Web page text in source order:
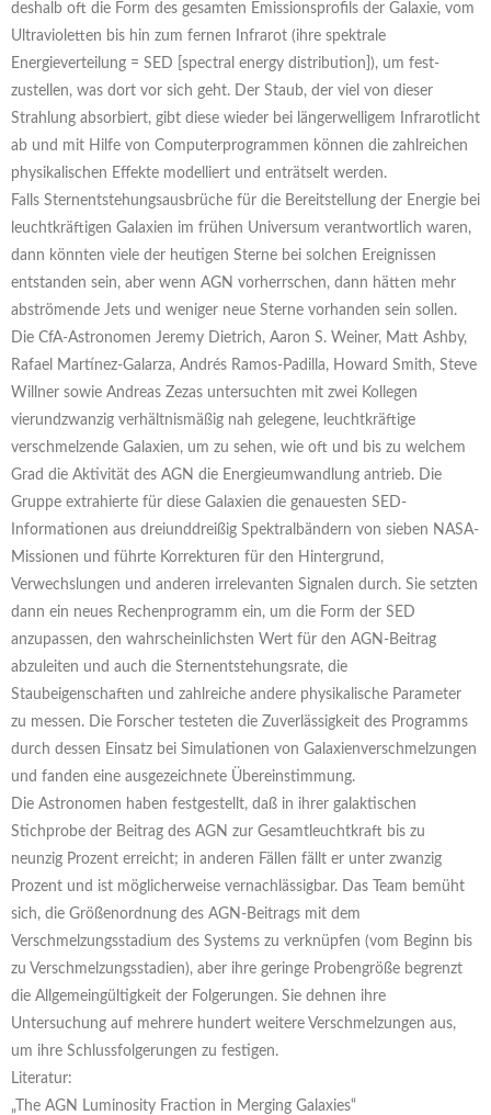
deshalb oft die Form des gesamten Emissionsprofils der Galaxie, vom
Ultravioletten bis hin zum fernen Infrarot (ihre spektrale
Energieverteilung = SED [spectral energy distribution]), um fest-
zustellen, was dort vor sich geht. Der Staub, der viel von dieser
Strahlung absorbiert, gibt diese wieder bei längerwelligem Infrarotlicht
ab und mit Hilfe von Computerprogrammen können die zahlreichen
physikalischen Effekte modelliert und enträtselt werden.
Falls Sternentstehungsausbrüche für die Bereitstellung der Energie bei
leuchtkräftigen Galaxien im frühen Universum verantwortlich waren,
dann könnten viele der heutigen Sterne bei solchen Ereignissen
entstanden sein, aber wenn AGN vorherrschen, dann hätten mehr
abströmende Jets und weniger neue Sterne vorhanden sein sollen.
Die CfA-Astronomen Jeremy Dietrich, Aaron S. Weiner, Matt Ashby,
Rafael Martínez-Galarza, Andrés Ramos-Padilla, Howard Smith, Steve
Willner sowie Andreas Zezas untersuchten mit zwei Kollegen
vierundzwanzig verhältnismäßig nah gelegene, leuchtkräftige
verschmelzende Galaxien, um zu sehen, wie oft und bis zu welchem
Grad die Aktivität des AGN die Energieumwandlung antrieb. Die
Gruppe extrahierte für diese Galaxien die genauesten SED-
Informationen aus dreiunddreißig Spektralbändern von sieben NASA-
Missionen und führte Korrekturen für den Hintergrund,
Verwechslungen und anderen irrelevanten Signalen durch. Sie setzten
dann ein neues Rechenprogramm ein, um die Form der SED
anzupassen, den wahrscheinlichsten Wert für den AGN-Beitrag
abzuleiten und auch die Sternentstehungsrate, die
Staubeigenschaften und zahlreiche andere physikalische Parameter
zu messen. Die Forscher testeten die Zuverlässigkeit des Programms
durch dessen Einsatz bei Simulationen von Galaxienverschmelzungen
und fanden eine ausgezeichnete Übereinstimmung.
Die Astronomen haben festgestellt, daß in ihrer galaktischen
Stichprobe der Beitrag des AGN zur Gesamtleuchtkraft bis zu
neunzig Prozent erreicht; in anderen Fällen fällt er unter zwanzig
Prozent und ist möglicherweise vernachlässigbar. Das Team bemüht
sich, die Größenordnung des AGN-Beitrags mit dem
Verschmelzungsstadium des Systems zu verknüpfen (vom Beginn bis
zu Verschmelzungsstadien), aber ihre geringe Probengröße begrenzt
die Allgemeingültigkeit der Folgerungen. Sie dehnen ihre
Untersuchung auf mehrere hundert weitere Verschmelzungen aus,
um ihre Schlussfolgerungen zu festigen.
Literatur:
„The AGN Luminosity Fraction in Merging Galaxies“